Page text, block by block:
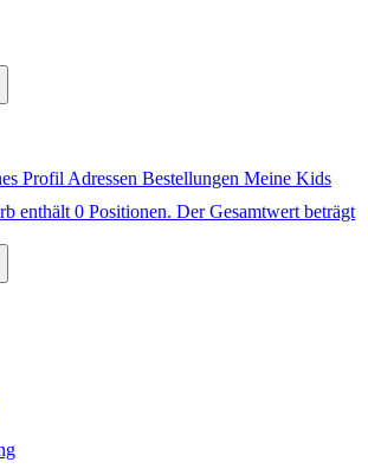
Profil Adressen Bestellungen Meine Kids
enthält 0 Positionen. Der Gesamtwert beträgt